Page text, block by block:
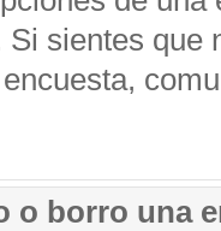
sientes que
o borro una